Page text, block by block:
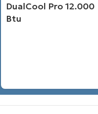
DualCool Pro 12.000
Btu